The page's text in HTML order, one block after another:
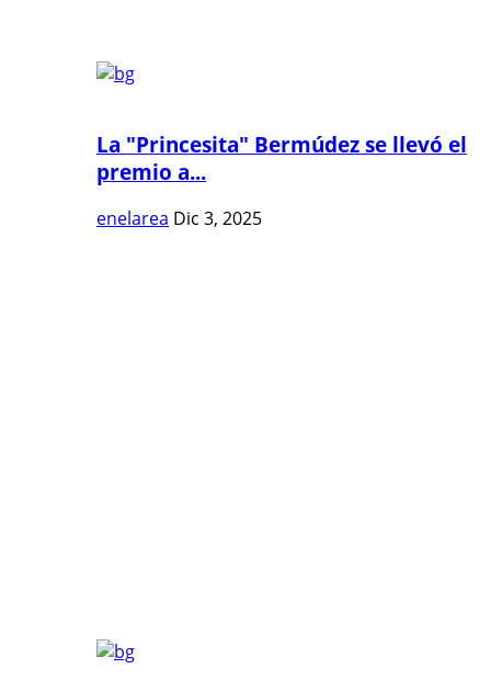
La "Princesita" Bermúdez se llevó el
premio a...
enelarea Dic 3, 2025